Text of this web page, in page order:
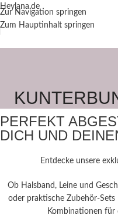
Heylana.de
Zur Navigation springen
Zum Hauptinhalt springen
PERFEKT
DICH UND
Entdecke unsere
Ob Halsband, Leine und
oder praktische Zubehör-
Kombinationen für